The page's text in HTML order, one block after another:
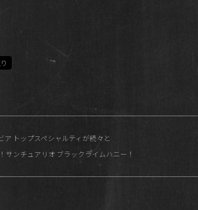
トップスペシャルティが続々と
ンチュアリオ ブラックライムハニー！